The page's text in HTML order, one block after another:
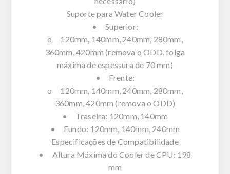
Suporte para Water Cooler
• Superior:
o 120mm, 140mm, 240mm, 280mm,
360mm, 420mm (remova o ODD, folga
máxima de espessura de 70 mm)
• Frente:
o 120mm, 140mm, 240mm, 280mm,
360mm, 420mm (remova o ODD)
• Traseira: 120mm, 140mm
• Fundo: 120mm, 140mm, 240mm
Especificações de Compatibilidade
• Altura Máxima do Cooler de CPU: 198
mm